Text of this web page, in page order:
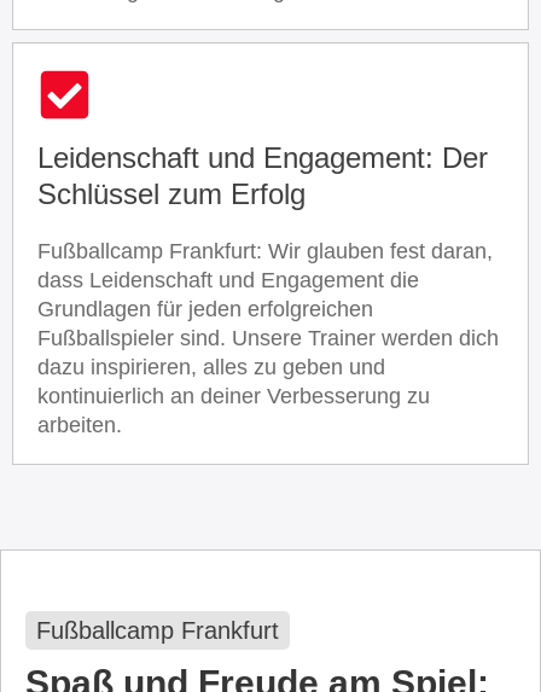
Leidenschaft und Engagement: Der
Schlüssel zum Erfolg
Fußballcamp Frankfurt: Wir glauben fest daran,
dass Leidenschaft und Engagement die
Grundlagen für jeden erfolgreichen
Fußballspieler sind. Unsere Trainer werden dich
dazu inspirieren, alles zu geben und
kontinuierlich an deiner Verbesserung zu
arbeiten.
Fußballcamp Frankfurt
Spaß und Freude am Spiel: